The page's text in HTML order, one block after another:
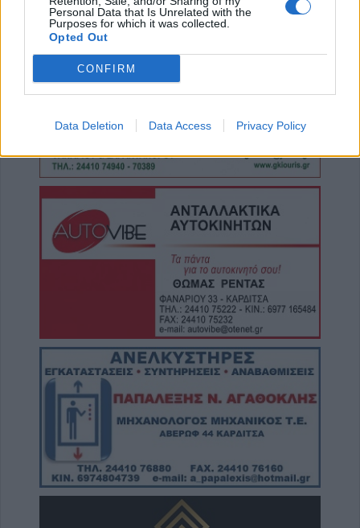
Personal Data that Is Unrelated with the
Purposes for which it was collected.
Opted Out
CONFIRM
Data Deletion Data Access Privacy Policy
από 20 τραυματίες
6 Αυγούστου 2026, 21:11
Συρία: Δύο νεκροί και 13 τραυματίες από
έκρηξη βόμβας σε λεωφορείο
Έκτακτος ψεκασμός και μέτρα προστασίας
Κυψέλης
6 Αυγούστου 2026, 19:35
Χαλκίδα: Γυναίκα έπεσε από την Υψηλή
Γέφυρα και σώθηκε στα νερά του Ευβοϊκού
6 Αυγούστου 2026, 19:32
Καλαμπάκα: Πυροσβέστες απεγκλώβισαν
ηλικιωμένο μετά από πτώση στη Νέα Ζωή
Τροχαίο στην Αγιά: Μοτοσικλέτα
συγκρούστηκε με νταλίκα – Στο νοσοκομείο
ο οδηγός
6 Αυγούστου 2026, 19:15
Άνω Λιόσια: Συνελήφθησαν δύο άνδρες για
τον θάνατο 72χρονου που βρέθηκε σε
αυτοκίνητο
6 Αυγούστου 2026, 17:50
Την Παρασκευή 7 Αυγούστου η κηδεία του